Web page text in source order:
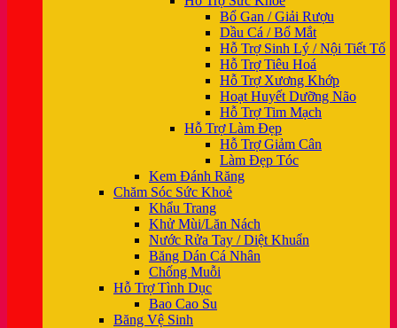
Bổ Gan / Giải Rượu
Dầu Cá / Bổ Mắt
Hỗ Trợ Sinh Lý / Nội Tiết Tố
Hỗ Trợ Tiêu Hoá
Hỗ Trợ Xương Khớp
Hoạt Huyết Dưỡng Não
Hỗ Trợ Tim Mạch
Hỗ Trợ Làm Đẹp
Hỗ Trợ Giảm Cân
Làm Đẹp Tóc
Kem Đánh Răng
Chăm Sóc Sức Khoẻ
Khẩu Trang
Khử Mùi/Lăn Nách
Nước Rửa Tay / Diệt Khuẩn
Băng Dán Cá Nhân
Chống Muỗi
Hỗ Trợ Tình Dục
Bao Cao Su
Băng Vệ Sinh